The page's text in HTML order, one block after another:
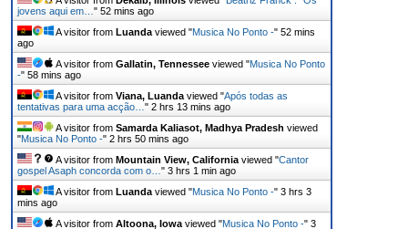
jovens aqui em… " 52 mins ago
A visitor from Luanda viewed "Musica No Ponto -" 52 mins
ago
A visitor from Gallatin, Tennessee viewed "Musica No Ponto
-" 58 mins ago
A visitor from Viana, Luanda viewed "Após todas as
tentativas para uma acção… " 2 hrs 13 mins ago
A visitor from Samarda Kaliasot, Madhya Pradesh viewed
"Musica No Ponto -" 2 hrs 50 mins ago
A visitor from Mountain View, California viewed "Cantor
gospel Asaph concorda com o… " 3 hrs 1 min ago
A visitor from Luanda viewed "Musica No Ponto -" 3 hrs 3
mins ago
A visitor from Altoona, Iowa viewed "Musica No Ponto -" 3